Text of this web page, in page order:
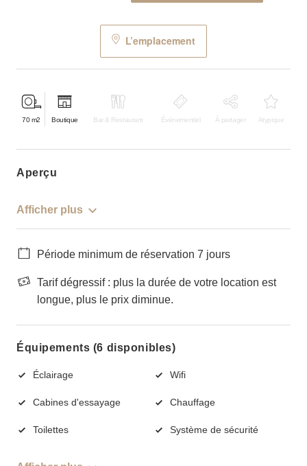
L’emplacement
70 m2 Boutique Bar & Restaurant Événementiel À partager Atypique
aperçu
Afficher plus
Période minimum de réservation 7 jours
Tarif dégressif : plus la durée de votre location est
longue, plus le prix diminue.
Équipements (6 disponibles)
Éclairage Wifi
Cabines d'essayage Chauffage
Toilettes Système de sécurité